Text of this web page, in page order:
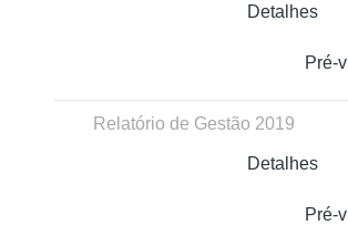
Detalhes
Pré-
Relatório de Gestão 2019
Detalhes
Pré-